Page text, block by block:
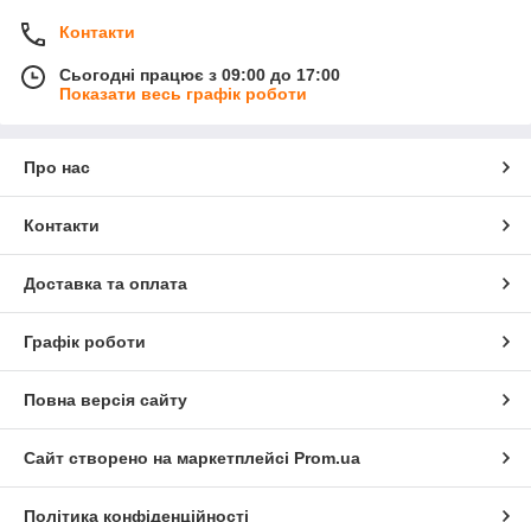
Контакти
Сьогодні працює з 09:00 до 17:00
Показати весь графік роботи
Про нас
Контакти
Доставка та оплата
Графік роботи
Повна версія сайту
Сайт створено на маркетплейсі Prom.ua
Політика конфіденційності